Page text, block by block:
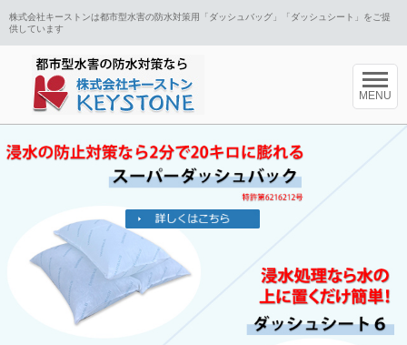
株式会社キーストンは都市型水害の防水対策用「ダッシュバッグ」「ダッシュシート」をご提
供しています